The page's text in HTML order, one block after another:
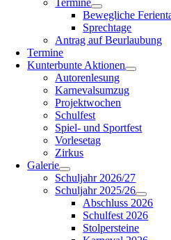
Termine
Bewegliche
Sprechtage
Antrag auf Beurlaubung
Termine
Kunterbunte Aktionen
Autorenlesung
Karnevalsumzug
Projektwochen
Schulfest
Spiel- und Sportfest
Vorlesetag
Zirkus
Galerie
Schuljahr 2026/27
Schuljahr 2025/26
Abschluss 2026
Schulfest 2026
Stolpersteine